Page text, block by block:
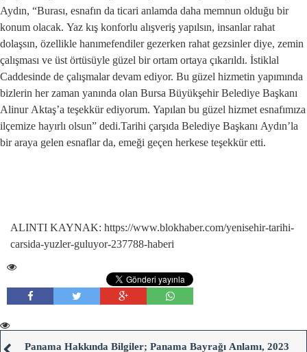
Aydın, “Burası, esnafın da ticari anlamda daha memnun olduğu bir
konum olacak. Yaz kış konforlu alışveriş yapılsın, insanlar rahat
dolaşsın, özellikle hanımefendiler gezerken rahat gezsinler diye, zemin
çalışması ve üst örtüsüyle güzel bir ortam ortaya çıkarıldı. İstiklal
Caddesinde de çalışmalar devam ediyor. Bu güzel hizmetin yapımında
bizlerin her zaman yanında olan Bursa Büyükşehir Belediye Başkanı
Alinur Aktaş’a teşekkür ediyorum. Yapılan bu güzel hizmet esnafımıza
ilçemize hayırlı olsun” dedi.Tarihi çarşıda Belediye Başkanı Aydın’la
bir araya gelen esnaflar da, emeği geçen herkese teşekkür etti.
ALINTI KAYNAK: https://www.blokhaber.com/yenisehir-tarihi-
carsida-yuzler-guluyor-237788-haberi
Panama Hakkında Bilgiler; Panama Bayrağı Anlamı, 2023